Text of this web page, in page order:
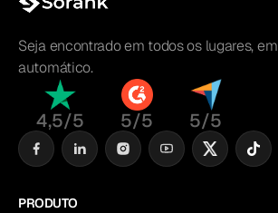
Seja encontrado em todos os lugares,
automático.
4,5/5 5/5 5/5
PRODUTO